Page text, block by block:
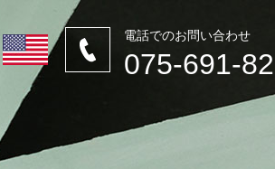
電話でのお問い合わせ
075-691-